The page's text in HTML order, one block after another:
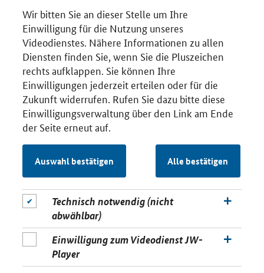
Wir bitten Sie an dieser Stelle um Ihre
Einwilligung für die Nutzung unseres
Videodienstes. Nähere Informationen zu allen
Diensten finden Sie, wenn Sie die Pluszeichen
rechts aufklappen. Sie können Ihre
Einwilligungen jederzeit erteilen oder für die
Zukunft widerrufen. Rufen Sie dazu bitte diese
Einwilligungsverwaltung über den Link am Ende
der Seite erneut auf.
Auswahl bestätigen Alle bestätigen
Technisch notwendig (nicht
abwählbar)
Einwilligung zum Videodienst JW-
Player